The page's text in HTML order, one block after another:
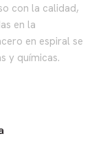
con la calidad,
en la
en espiral se
y químicas.